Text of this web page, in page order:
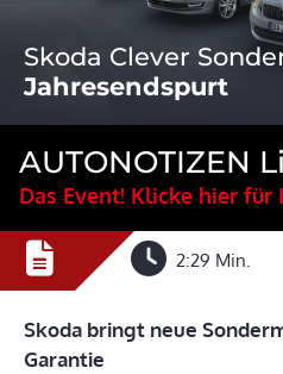
Skoda Clever
Jahresendspurt
AUTONOTIZEN
Das Event! Klicke hier für
2:29 Min.
Skoda bringt neue
Garantie